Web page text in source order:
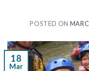
POSTED ON
18
Mar